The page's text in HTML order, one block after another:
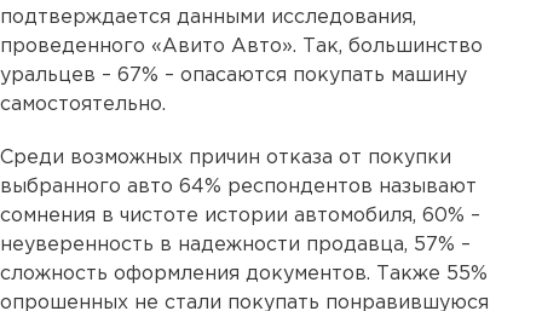
подтверждается данными исследования,
проведенного «Авито Авто». Так, большинство
уральцев – 67% – опасаются покупать машину
самостоятельно.
Среди возможных причин отказа от покупки
выбранного авто 64% респондентов называют
сомнения в чистоте истории автомобиля, 60% –
неуверенность в надежности продавца, 57% –
сложность оформления документов. Также 55%
опрошенных не стали покупать понравившуюся